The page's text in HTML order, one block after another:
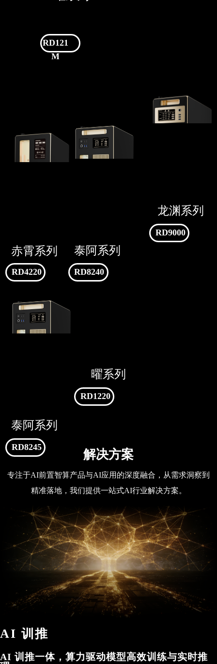
解决方案
专注于AI前置智算产品与AI应用的深度融合，从需求洞察到
精准落地，我们提供一站式AI行业解决方案。
AI 训推
AI 训推一体，算力驱动模型高效训练与实时推
RD121
M
泰阿系列
RD8240
泰阿系列
RD8245
赤霄系列
RD4220
龙渊 系列
RD9000
曜系列
RD1220